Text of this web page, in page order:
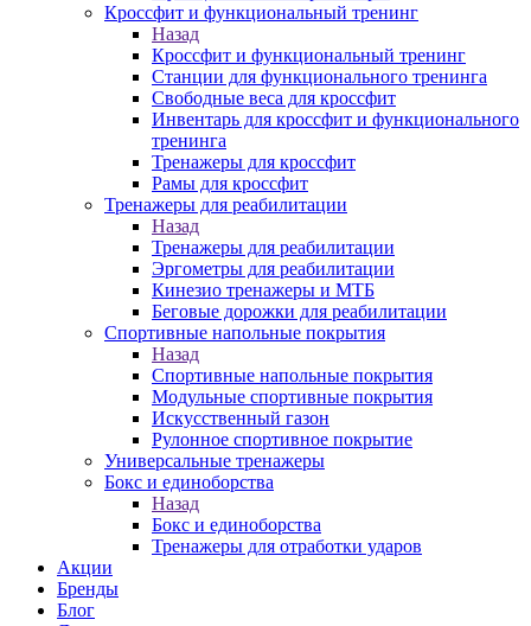
Кроссфит и функциональный тренинг
Назад
Кроссфит и функциональный тренинг
Станции для функционального тренинга
Свободные веса для кроссфит
Инвентарь для кроссфит и функционального
тренинга
Тренажеры для кроссфит
Рамы для кроссфит
Тренажеры для реабилитации
Назад
Тренажеры для реабилитации
Эргометры для реабилитации
Кинезио тренажеры и МТБ
Беговые дорожки для реабилитации
Спортивные напольные покрытия
Назад
Спортивные напольные покрытия
Модульные спортивные покрытия
Искусственный газон
Рулонное спортивное покрытие
Универсальные тренажеры
Бокс и единоборства
Назад
Бокс и единоборства
Тренажеры для отработки ударов
Акции
Бренды
Блог